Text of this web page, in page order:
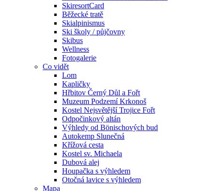
SkiresortCard
Běžecké tratě
Skialpinismus
Ski školy / půjčovny
Skibus
Wellness
Fotogalerie
Co vidět
Lom
Kapličky
Hřbitov Černý Důl a Fořt
Muzeum Podzemí Krkonoš
Kostel Nejsvětější Trojice Fořt
Odpočinkový altán
Výhledy od Bönischových bud
Autokemp Slunečná
Křížová cesta
Kostel sv. Michaela
Dubová alej
Houpačka s výhledem
Otočná lavice s výhledem
Mapa